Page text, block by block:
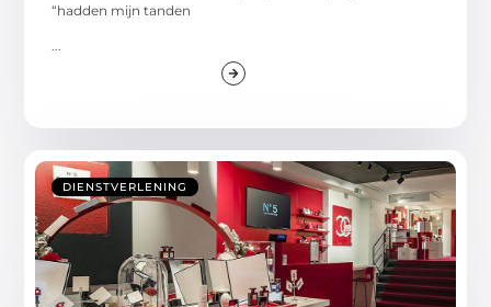
“hadden mijn tanden
...
DIENSTVERLENING